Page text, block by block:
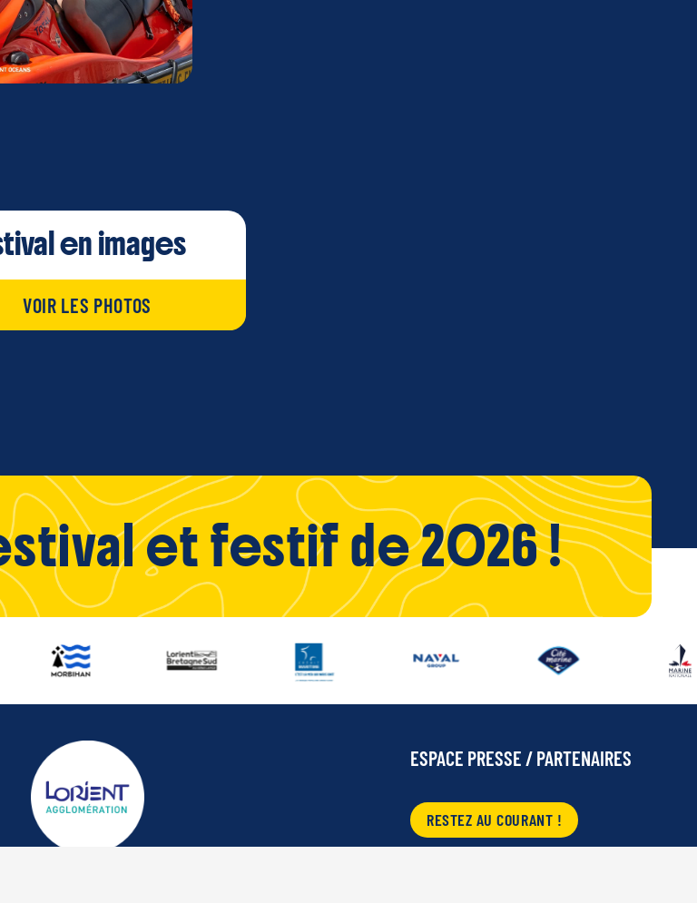
en images
VOIR LES PHOTOS
et festif de 2026 !
ESPACE PRESSE / PARTENAIRES
RESTEZ AU COURANT !